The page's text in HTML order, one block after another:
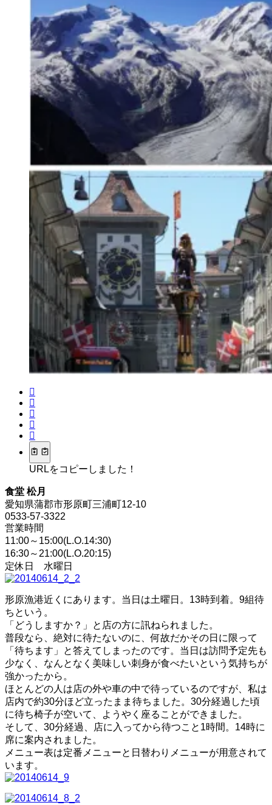
URLをコピーしました！
食堂 松月
愛知県蒲郡市形原町三浦町12-10
0533-57-3322
営業時間
11:00～15:00(L.O.14:30)
16:30～21:00(L.O.20:15)
定休日 水曜日
形原漁港近くにあります。当日は土曜日。13時到着。9組待
ちという。
「どうしますか？」と店の方に訊ねられました。
普段なら、絶対に待たないのに、何故だかその日に限って
「待ちます」と答えてしまったのです。当日は訪問予定先も
少なく、なんとなく美味しい刺身が食べたいという気持ちが
強かったから。
ほとんどの人は店の外や車の中で待っているのですが、私は
店内で約30分ほど立ったまま待ちました。30分経過した頃
に待ち椅子が空いて、ようやく座ることができました。
そして、30分経過、店に入ってから待つこと1時間。14時に
席に案内されました。
メニュー表は定番メニューと日替わりメニューが用意されて
います。